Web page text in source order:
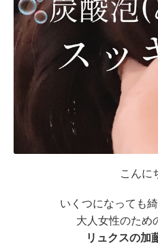
こんに
いくつになっても
大人女性のため
リュクスの加